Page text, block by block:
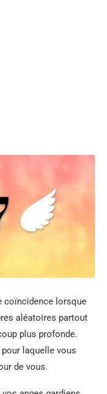
coïncidence lorsque
aléatoires partout
plus profonde.
pour laquelle vous
de vous.